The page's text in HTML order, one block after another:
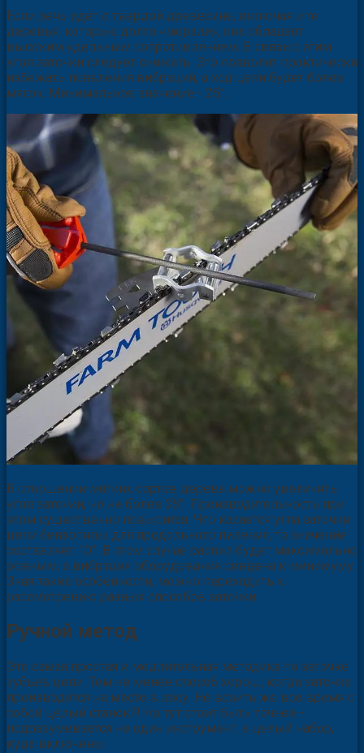
Если речь идет о твердой древесине, включая и те
деревья, которые долго «мерзли», она обладает
высоким удельным сопротивлением. В связи с этим
угол заточки следует снижать. Это позволит практически
избежать появления вибраций, а ход цепи будет более
мягок. Минимальное значение - 25°.
В отношении мягких сортов дерева можно увеличить
угол заточки, но не более 35°. Производительность при
этом существенно повысится. Что касается угла заточки
цепи бензопилы для продольного пиления, то значение
составляет 10°. В этом случае распил будет максимально
ровным, а вибрация оборудования сведена к минимуму.
Зная такие особенности, можно переходить к
рассмотрению разных способов заточки.
Ручной метод
Это самая простая и медлительная методика по заточке
зубьев цепи. Тем не менее способ хорош, когда заточка
производится на месте в лесу. Не возить же все время с
собой целый станок?! Но тут стоит быть точнее -
подразумевается не один инструмент, а целый набор,
куда включены: